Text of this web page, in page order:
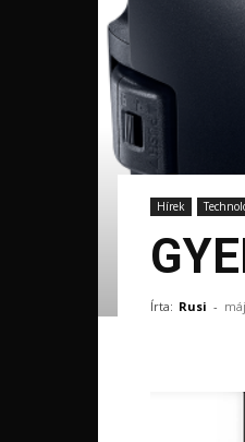
Hírek
Írta: Rusi -